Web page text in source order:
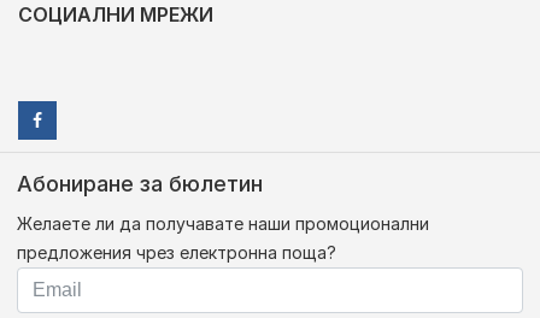
СОЦИАЛНИ МРЕЖИ
Абониране за бюлетин
Желаете ли да получавате наши промоционални
предложения чрез електронна поща?